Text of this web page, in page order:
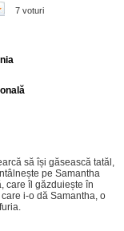
7 voturi
să își găsească tatăl,
pe Samantha
care îl găzduiește în
i-o dă Samantha, o